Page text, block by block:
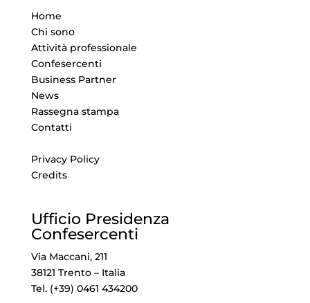
Home
Chi sono
Attività professionale
Confesercenti
Business Partner
News
Rassegna stampa
Contatti
Privacy Policy
Credits
Ufficio Presidenza
Confesercenti
Via Maccani, 211
38121 Trento – Italia
Tel. (+39) 0461 434200